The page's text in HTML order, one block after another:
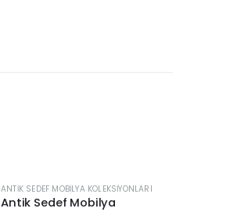
ANTIK SEDEF MOBILYA KOLEKSIYONLARI
Antik Sedef Mobilya